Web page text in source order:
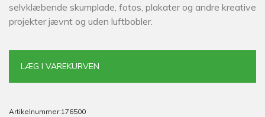
selvklæbende skumplade, fotos, plakater og andre kreative
projekter jævnt og uden luftbobler.
LÆG I VAREKURVEN
Artikelnummer:176500